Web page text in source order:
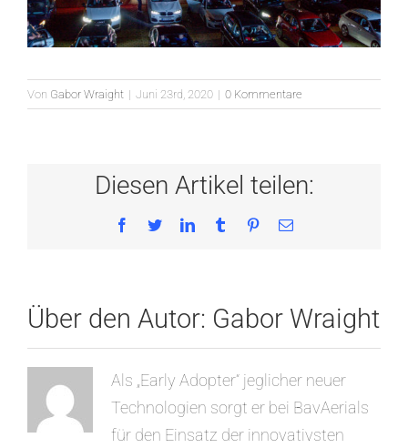
Von Gabor Wraight | Juni 23rd, 2020 | 0 Kommentare
Diesen Artikel teilen:
Facebook
TwitterLinkedInTumblr Pinterest
E-
Über den Autor: Gabor Wraight
Als „Early Adopter“ jeglicher neuer
Technologien sorgt er bei BavAerials
für den Einsatz der innovativsten